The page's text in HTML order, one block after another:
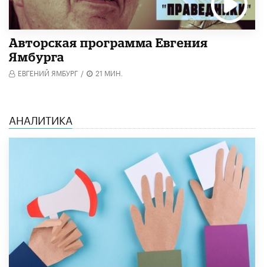
Авторская программа Евгения
Ямбурга
ЕВГЕНИЙ ЯМБУРГ / 21 МИН.
АНАЛИТИКА